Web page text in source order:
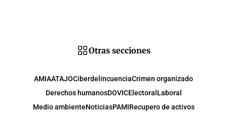
Otras secciones
AMIAATAJOCiberdelincuenciaCrimen organizado
Derechos humanosDOVICElectoral Laboral
Medio ambienteNoticiasPAMIRecupero de activos